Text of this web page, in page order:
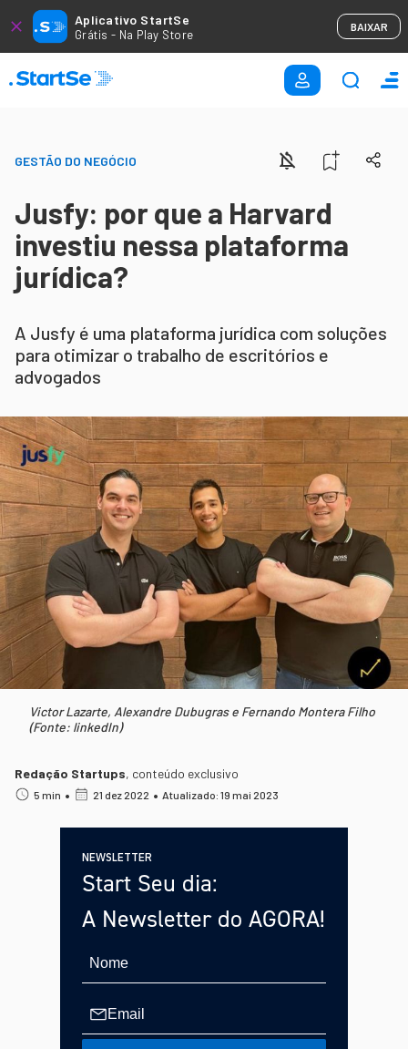
Aplicativo StartSe
Grátis - Na Play Store
BAIXAR
GESTÃO DO NEGÓCIO
Jusfy: por que a Harvard
investiu nessa plataforma
jurídica?
A Jusfy é uma plataforma jurídica com soluções
para otimizar o trabalho de escritórios e
advogados
Victor Lazarte, Alexandre Dubugras e Fernando Montera Filho
(Fonte: linkedIn)
Redação Startups, conteúdo exclusivo
5 min • 21 dez 2022 • Atualizado: 19 mai 2023
NEWSLETTER
Start Seu dia:
A Newsletter do AGORA!